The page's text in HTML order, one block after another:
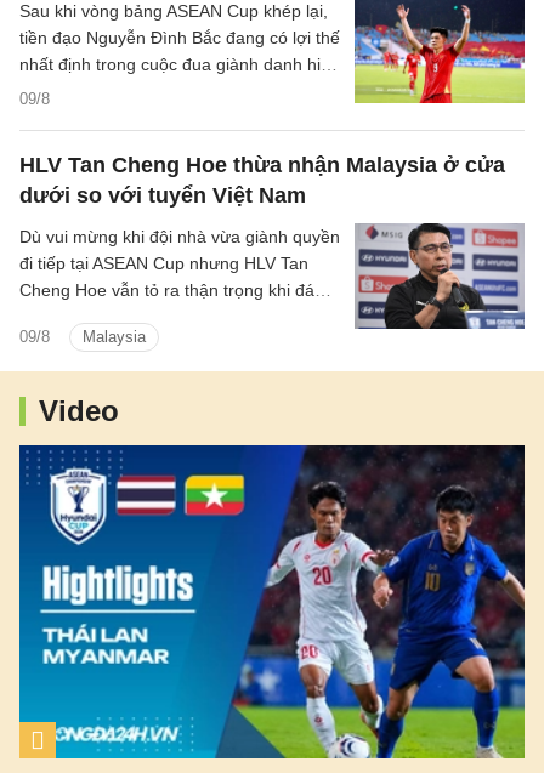
09/8
Sau khi vòng bảng ASEAN Cup khép lại,
tiền đạo Nguyễn Đình Bắc đang có lợi thế
nhất định trong cuộc đua giành danh hiệu
'Vua phá lưới' của giải đấu.
HLV Tan Cheng Hoe thừa nhận Malaysia ở cửa
dưới so với tuyển Việt Nam
09/8 Malaysia
Dù vui mừng khi đội nhà vừa giành quyền
đi tiếp tại ASEAN Cup nhưng HLV Tan
Cheng Hoe vẫn tỏ ra thận trọng khi đánh
Việt Nam.
Video